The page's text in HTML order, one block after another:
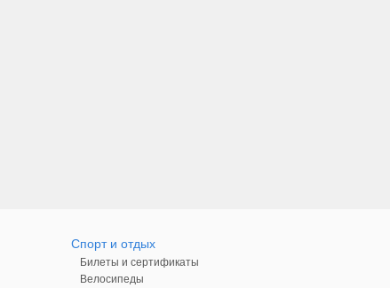
Спорт и отдых
Билеты и сертификаты
Велосипеды